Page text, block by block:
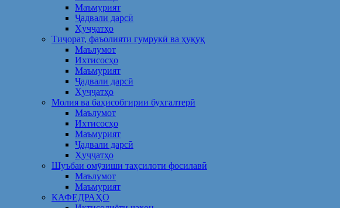
Маъмурият
Ҷадвали дарсӣ
Ҳуҷҷатҳо
Тиҷорат, фаъолияти гумрукӣ ва ҳуқуқ
Маълумот
Ихтисосҳо
Маъмурият
Ҷадвали дарсӣ
Ҳуҷҷатҳо
Молия ва баҳисобгирии бухгалтерӣ
Маълумот
Ихтисосҳо
Маъмурият
Ҷадвали дарсӣ
Ҳуҷҷатҳо
Шуъбаи омӯзиши таҳсилоти фосилавӣ
Маълумот
Маъмурият
КАФЕДРАҲО